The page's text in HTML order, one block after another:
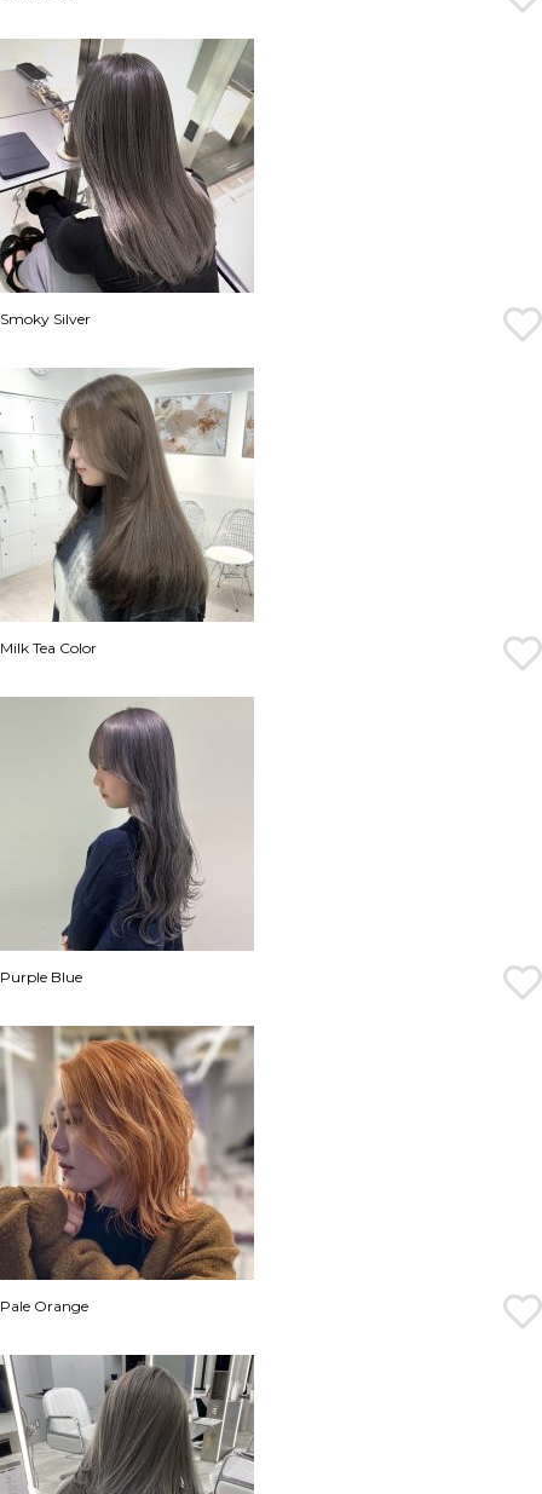
Smoky Silver
Milk Tea Color
Purple Blue
Pale Orange